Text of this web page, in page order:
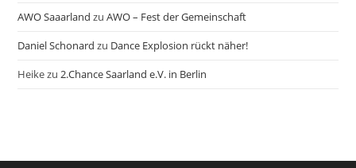
AWO Saaarland zuAWO – Fest der Gemeinschaft
Daniel Schonard zu Dance Explosion rückt näher!
Heikezu2.Chance Saarland e.V. in Berlin